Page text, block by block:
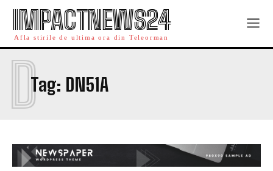
IMPACTNEWS24
Afla stirile de ultima ora din Teleorman
Tag: DN51A
D